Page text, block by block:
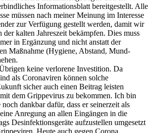
Informationsblatt bereitgestellt. Alle
müssen nach meiner Meinung im Interesse
zur Verfügung gestellt werden, damit wir
der kalten Jahreszeit bekämpfen. Dies muss
in Ergänzung und nicht anstatt der
Maßnahme (Hygiene, Abstand, Mund-
keine verlorene Investition. Da
als Coronaviren können solche
sicher auch einen Beitrag leisten
dem Grippevirus zu bekommen. Ich bin
dankbar dafür, dass er seinerzeit als
Anregung an allen Eingängen in die
Desinfektionsgeräte aufzustellen umgesetzt
Heute auch gegen Corona.